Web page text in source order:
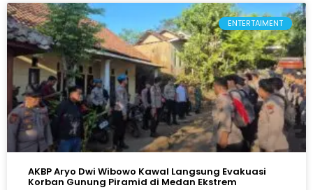
ENTERTAIMENT
AKBP Aryo Dwi Wibowo Kawal Langsung Evakuasi
Korban Gunung Piramid di Medan Ekstrem